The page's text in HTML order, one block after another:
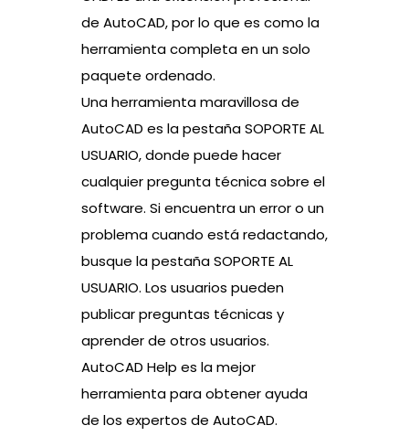
de AutoCAD, por lo que es como la
herramienta completa en un solo
paquete ordenado.
Una herramienta maravillosa de
AutoCAD es la pestaña SOPORTE AL
USUARIO, donde puede hacer
cualquier pregunta técnica sobre el
software. Si encuentra un error o un
problema cuando está redactando,
busque la pestaña SOPORTE AL
USUARIO. Los usuarios pueden
publicar preguntas técnicas y
aprender de otros usuarios.
AutoCAD Help es la mejor
herramienta para obtener ayuda
de los expertos de AutoCAD.